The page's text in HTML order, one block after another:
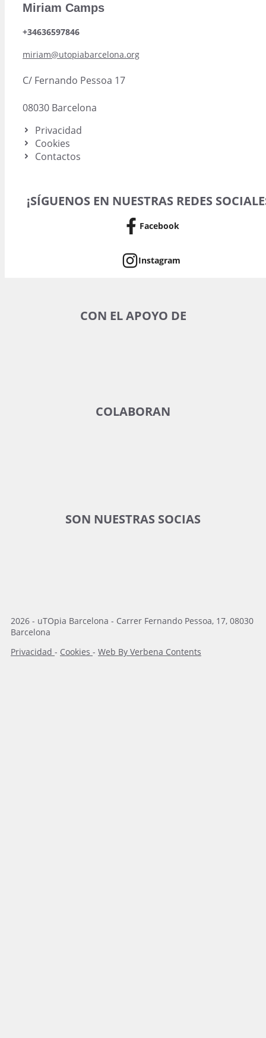
Miriam Camps
+34636597846
miriam@utopiabarcelona.org
C/ Fernando Pessoa 17
08030 Barcelona
Privacidad
Cookies
Contactos
¡SÍGUENOS EN NUESTRAS REDES
Facebook
Instagram
CON EL APOYO DE
COLABORAN
SON NUESTRAS SOCIAS
2026 - uTOpia Barcelona - Carrer Fernando Pessoa, 17, 08030
Barcelona
Privacidad - Cookies - Web By Verbena Contents